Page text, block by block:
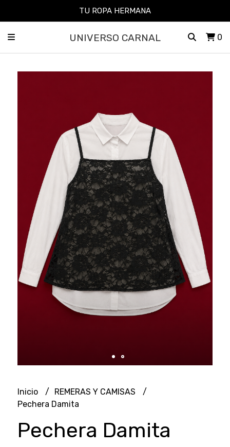
TU ROPA HERMANA
UNIVERSO CARNAL 0
Inicio
REMERAS Y CAMISAS
Pechera Damita
Pechera Damita